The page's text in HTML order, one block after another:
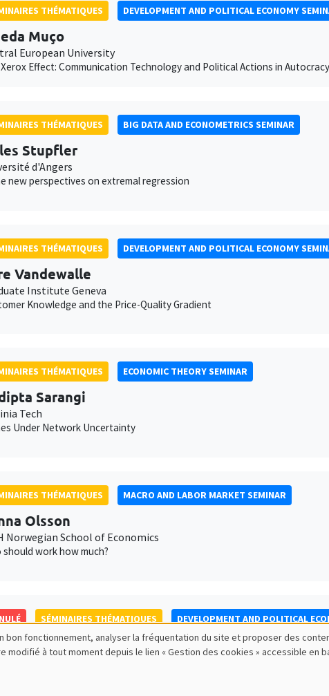
THÉMATIQUES DEVELOPMENT AND POLITICAL ECONOMY
Muço
European University
Effect: Communication Technology and Political Actions in Autocracy
THÉMATIQUES BIG DATA AND ECONOMETRICS SEMINAR
Stupfler
d'Angers
new perspectives on extremal regression
THÉMATIQUES DEVELOPMENT AND POLITICAL ECONOMY
Vandewalle
Institute Geneva
Knowledge and the Price-Quality Gradient
THÉMATIQUES ECONOMIC THEORY SEMINAR
Sarangi
Tech
Under Network Uncertainty
THÉMATIQUES MACRO AND LABOR MARKET SEMINAR
Olsson
Norwegian School of Economics
should work how much?
SÉMINAIRES THÉMATIQUES DEVELOPMENT AND POLITICAL
Maria Mayda
fonctionnement, analyser la fréquentation du site et proposer des
à tout moment depuis le lien « Gestion des cookies » accessible en